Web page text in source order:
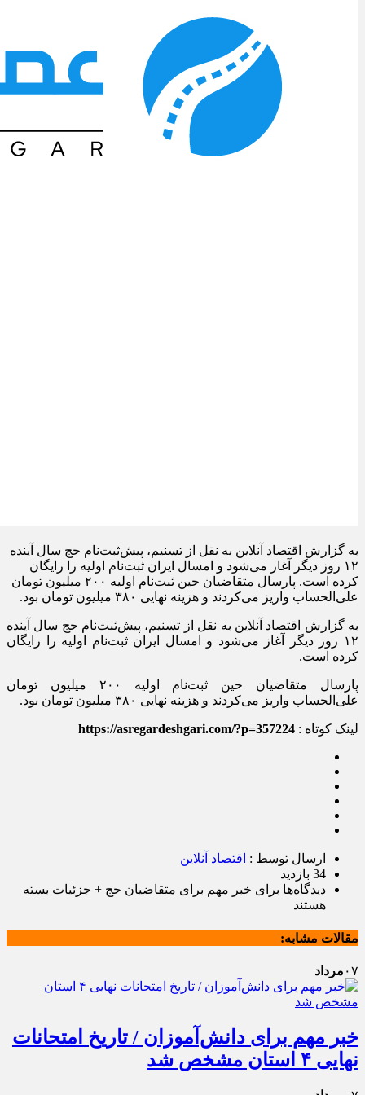
به گزارش اقتصاد آنلاین به نقل از تسنیم، پیش‌ثبت‌نام حج سال آینده
۱۲ روز دیگر آغاز می‌شود و امسال ایران ثبت‌نام اولیه را رایگان
کرده است. پارسال متقاضیان حین ثبت‌نام اولیه ۲۰۰ میلیون تومان
علی‌الحساب واریز می‌کردند و هزینه نهایی ۳۸۰ میلیون تومان بود.
به گزارش اقتصاد آنلاین به نقل از تسنیم، پیش‌ثبت‌نام حج سال آینده
۱۲ روز دیگر آغاز می‌شود و امسال ایران ثبت‌نام اولیه را رایگان
کرده است.
پارسال متقاضیان حین ثبت‌نام اولیه ۲۰۰ میلیون تومان
علی‌الحساب واریز می‌کردند و هزینه نهایی ۳۸۰ میلیون تومان بود.
لینک کوتاه : https://asregardeshgari.com/?p=357224
ارسال توسط : اقتصاد آنلاین
34 بازدید
دیدگاه‌ها برای خبر مهم برای متقاضیان حج + جزئیات بسته
هستند
مقالات مشابه:
۰۷ مرداد
خبر مهم برای دانش‌آموزان / تاریخ امتحانات
نهایی ۴ استان مشخص شد